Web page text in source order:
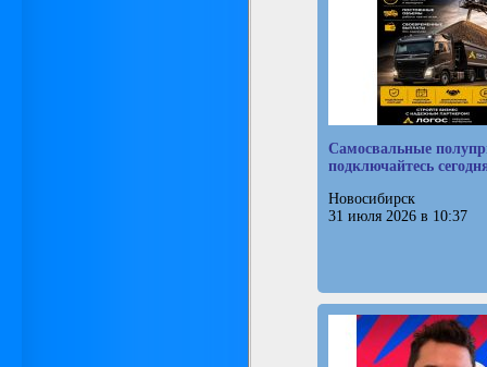
Самосвальные
подключайтесь
Новосибирск
31 июля 2026 в 10:37